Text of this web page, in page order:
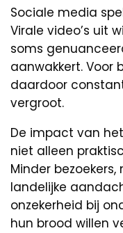
Sociale media
Virale video’s uit
soms
aanwakkert. Voor
daardoor
vergroot.
De impact van
niet alleen
Minder
landelijke
onzekerheid bij
hun brood willen